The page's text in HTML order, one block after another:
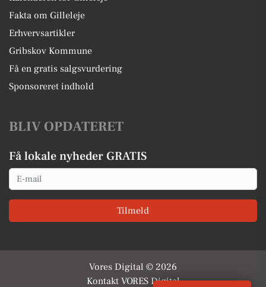
Fakta om Gilleleje
Erhvervsartikler
Gribskov Kommune
Få en gratis salgsvurdering
Sponsoreret indhold
BLIV OPDATERET
Få lokale nyheder GRATIS
Email
Tilmeld
Vores Digital © 2026
Kontakt VORES Digital